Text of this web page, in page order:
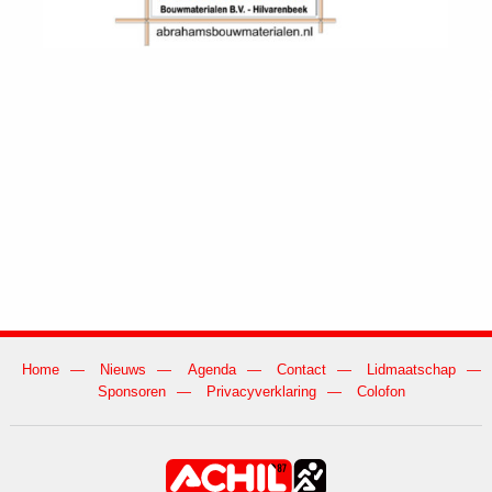
Home Nieuws Agenda Contact
Lidmaatschap
Sponsoren
Privacyverklaring Colofon